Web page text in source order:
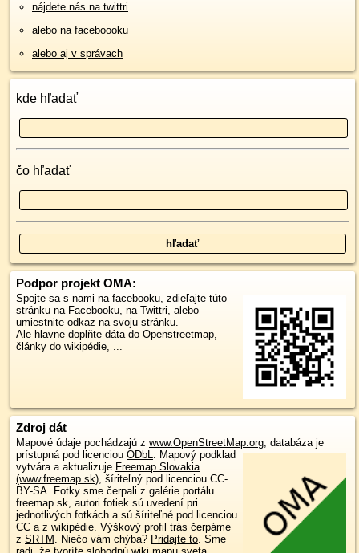
nájdete nás na twittri
alebo na faceboooku
alebo aj v správach
kde hľadať
čo hľadať
Podpor projekt OMA:
Spojte sa s nami na facebooku, zdieľajte túto
stránku na Facebooku, na Twittri, alebo
umiestnite odkaz na svoju stránku.
Ale hlavne doplňte dáta do Openstreetmap,
články do wikipédie, ...
Zdroj dát
Mapové údaje pochádzajú z www.OpenStreetMap.org, databáza je
prístupná pod licenciou ODbL. Mapový podklad
vytvára a aktualizuje Freemap Slovakia
(www.freemap.sk), šíriteľný pod licenciou CC-
BY-SA. Fotky sme čerpali z galérie portálu
freemap.sk, autori fotiek sú uvedení pri
jednotlivých fotkách a sú šíriteľné pod licenciou
CC a z wikipédie. Výškový profil trás čerpáme
z SRTM . Niečo vám chýba? Pridajte to. Sme